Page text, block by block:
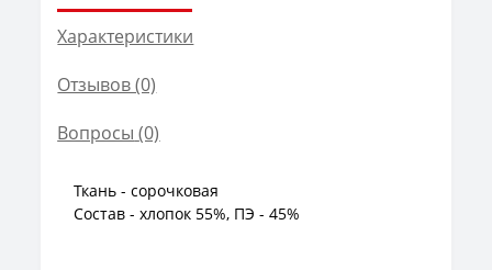
Характеристики
Отзывов (0)
Вопросы (0)
Ткань - сорочковая
Состав - хлопок 55%, ПЭ - 45%